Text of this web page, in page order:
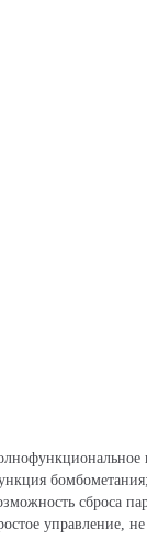
сброса
управление,